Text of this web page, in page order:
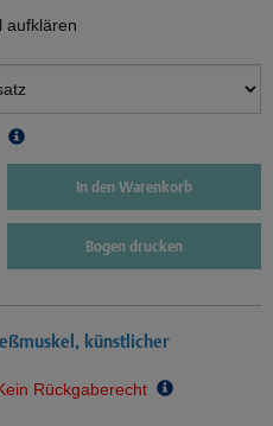
aufklären
In den Warenkorb
Bogen drucken
künstlicher
Rückgaberecht